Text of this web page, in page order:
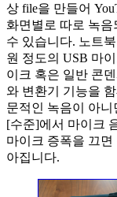
상 file을 만들어
화면별로 따로 녹
수 있습니다. 노트
원 정도의 USB 마
이크 혹은 일반 콘
와 변환기 기능을
문적인 녹음이 아니
[수준]에서 마이크
마이크 증폭을 끄
아집니다.